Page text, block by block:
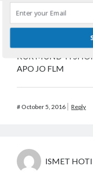
KLAUDJO
KUR MUND TI
APO JO FLM
# October 5, 2016 Reply
ISMET HOTI